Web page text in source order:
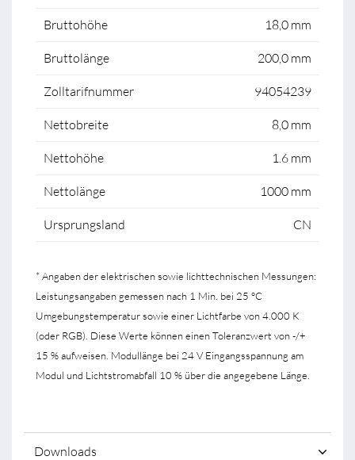
Bruttohöhe 18,0 mm
Bruttolänge 200,0 mm
Zolltarifnummer 94054239
Nettobreite 8,0 mm
Nettohöhe 1.6 mm
Nettolänge 1000 mm
Ursprungsland CN
* Angaben der elektrischen sowie lichttechnischen Messungen:
Leistungsangaben gemessen nach 1 Min. bei 25 °C
Umgebungstemperatur sowie einer Lichtfarbe von 4.000 K
(oder RGB). Diese Werte können einen Toleranzwert von -/+
15 % aufweisen. Modullänge bei 24 V Eingangsspannung am
Modul und Lichtstromabfall 10 % über die angegebene Länge.
Downloads